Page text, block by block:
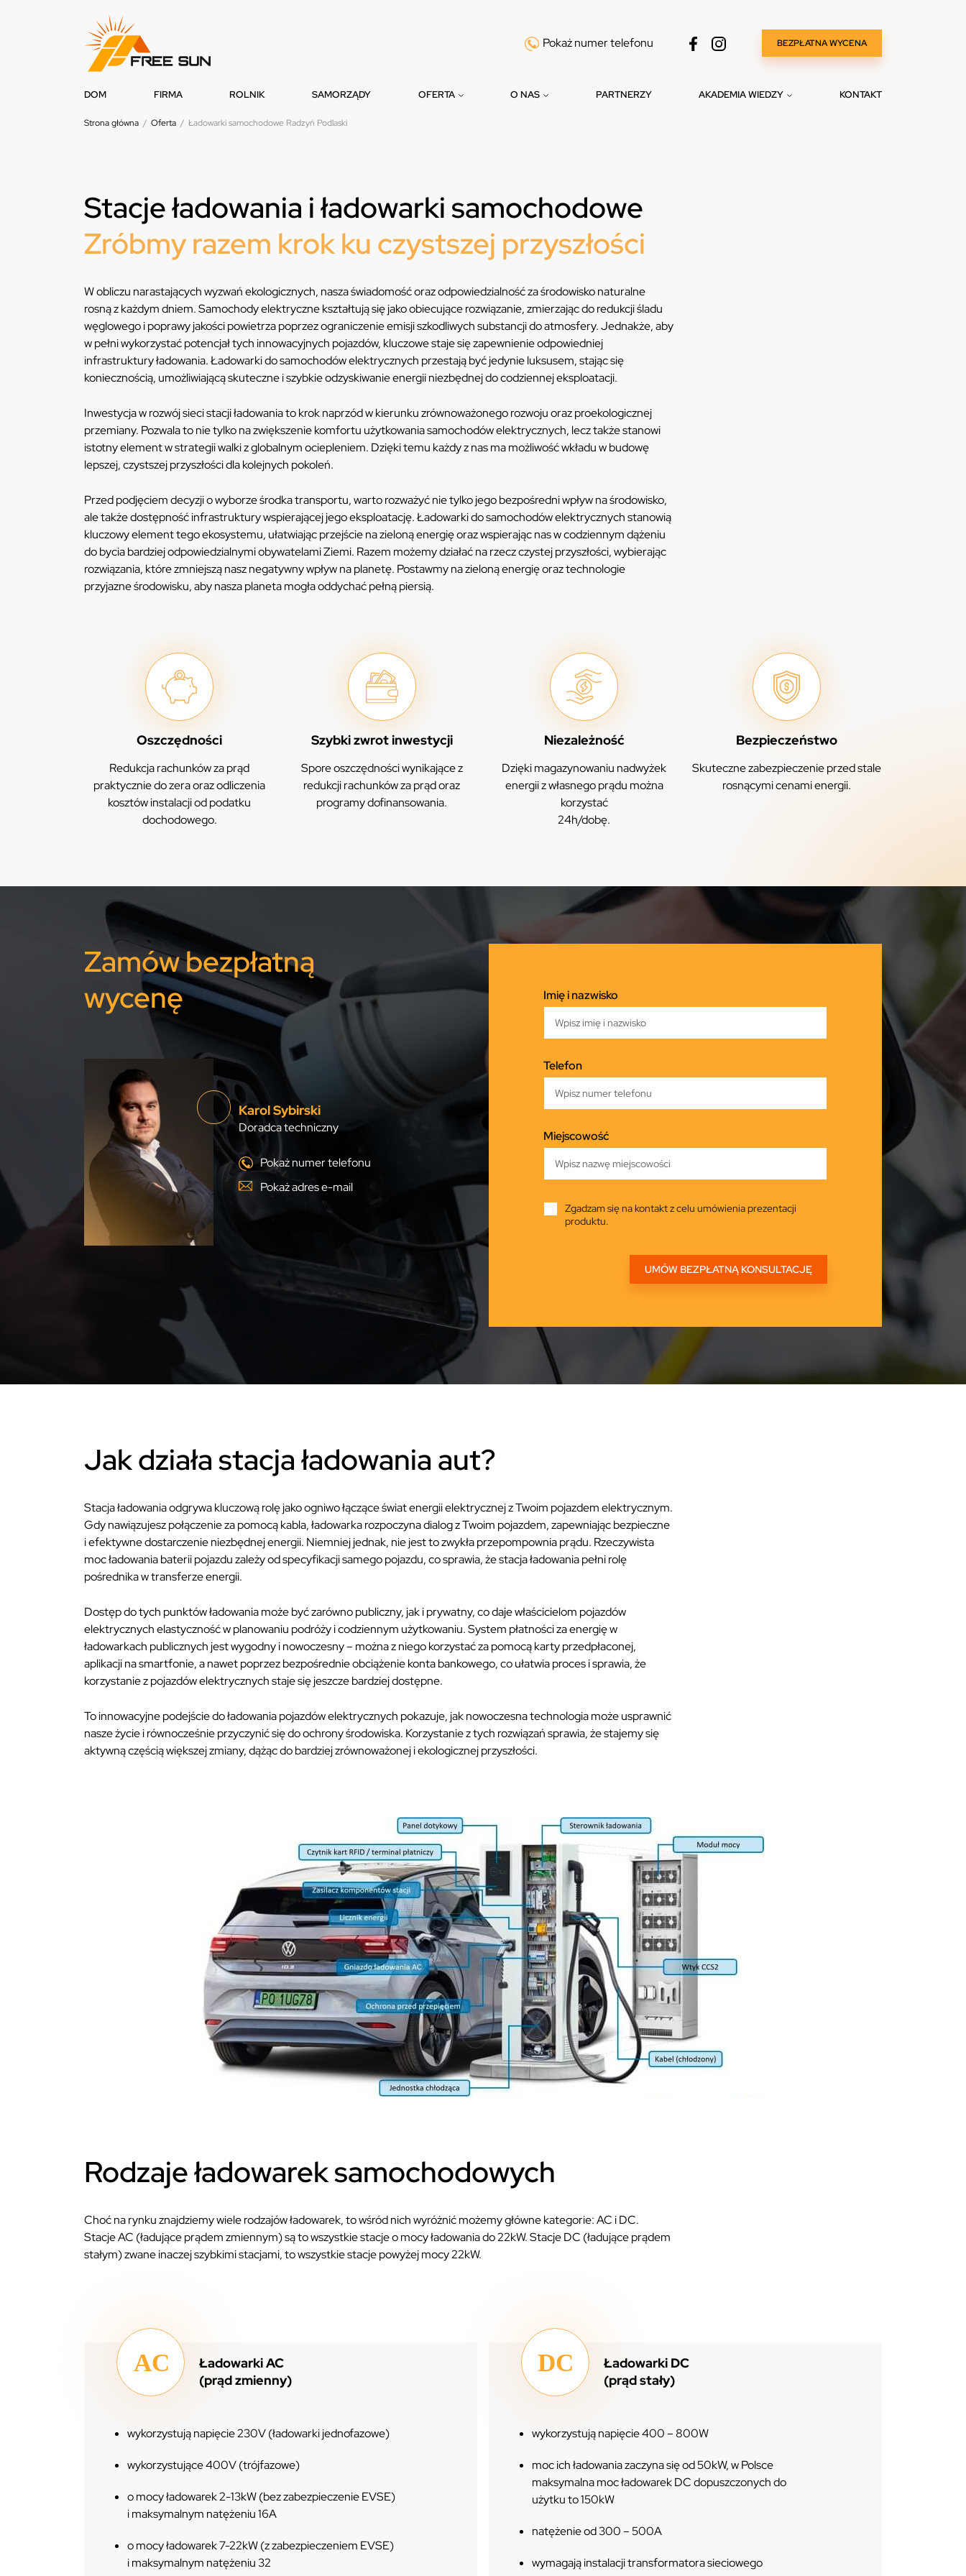
Pokaż numer telefonu BEZPŁATNA WYCENA
DOM FIRMA ROLNIK SAMORZĄDY OFERTA O NAS PARTNERZY AKADEMIA WIEDZY KONTAKT
Strona główna / Oferta / Ładowarki samochodowe Radzyń Podlaski
Stacje ładowania i ładowarki samochodowe
Zróbmy razem krok ku czystszej przyszłości
W obliczu narastających wyzwań ekologicznych, nasza świadomość oraz odpowiedzialność za środowisko naturalne
rosną z każdym dniem. Samochody elektryczne kształtują się jako obiecujące rozwiązanie, zmierzając do redukcji śladu
węglowego i poprawy jakości powietrza poprzez ograniczenie emisji szkodliwych substancji do atmosfery. Jednakże, aby
w pełni wykorzystać potencjał tych innowacyjnych pojazdów, kluczowe staje się zapewnienie odpowiedniej
infrastruktury ładowania. Ładowarki do samochodów elektrycznych przestają być jedynie luksusem, stając się
koniecznością, umożliwiającą skuteczne i szybkie odzyskiwanie energii niezbędnej do codziennej eksploatacji.
Inwestycja w rozwój sieci stacji ładowania to krok naprzód w kierunku zrównoważonego rozwoju oraz proekologicznej
przemiany. Pozwala to nie tylko na zwiększenie komfortu użytkowania samochodów elektrycznych, lecz także stanowi
istotny element w strategii walki z globalnym ociepleniem. Dzięki temu każdy z nas ma możliwość wkładu w budowę
lepszej, czystszej przyszłości dla kolejnych pokoleń.
Przed podjęciem decyzji o wyborze środka transportu, warto rozważyć nie tylko jego bezpośredni wpływ na środowisko,
ale także dostępność infrastruktury wspierającej jego eksploatację. Ładowarki do samochodów elektrycznych stanowią
kluczowy element tego ekosystemu, ułatwiając przejście na zieloną energię oraz wspierając nas w codziennym dążeniu
do bycia bardziej odpowiedzialnymi obywatelami Ziemi. Razem możemy działać na rzecz czystej przyszłości, wybierając
rozwiązania, które zmniejszą nasz negatywny wpływ na planetę. Postawmy na zieloną energię oraz technologie
przyjazne środowisku, aby nasza planeta mogła oddychać pełną piersią.
Oszczędności
Redukcja rachunków za prąd
praktycznie do zera oraz odliczenia
kosztów instalacji od podatku
dochodowego.
Szybki zwrot inwestycji
Spore oszczędności wynikające z
redukcji rachunków za prąd oraz
programy dofinansowania.
Niezależność
Dzięki magazynowaniu nadwyżek
energii z własnego prądu można
korzystać
24h/dobę.
Bezpieczeństwo
Skuteczne zabezpieczenie przed stale
rosnącymi cenami energii.
Zamów bezpłatną
wycenę
Karol Sybirski
Doradca techniczny
Pokaż numer telefonu
Pokaż adres e-mail
Imię i nazwisko
Telefon
Miejscowość
Zgadzam się na kontakt z celu umówienia prezentacji
produktu.
Jak działa stacja ładowania aut?
Stacja ładowania odgrywa kluczową rolę jako ogniwo łączące świat energii elektrycznej z Twoim pojazdem elektrycznym.
Gdy nawiązujesz połączenie za pomocą kabla, ładowarka rozpoczyna dialog z Twoim pojazdem, zapewniając bezpieczne
i efektywne dostarczenie niezbędnej energii. Niemniej jednak, nie jest to zwykła przepompownia prądu. Rzeczywista
moc ładowania baterii pojazdu zależy od specyfikacji samego pojazdu, co sprawia, że stacja ładowania pełni rolę
pośrednika w transferze energii.
Dostęp do tych punktów ładowania może być zarówno publiczny, jak i prywatny, co daje właścicielom pojazdów
elektrycznych elastyczność w planowaniu podróży i codziennym użytkowaniu. System płatności za energię w
ładowarkach publicznych jest wygodny i nowoczesny – można z niego korzystać za pomocą karty przedpłaconej,
aplikacji na smartfonie, a nawet poprzez bezpośrednie obciążenie konta bankowego, co ułatwia proces i sprawia, że
korzystanie z pojazdów elektrycznych staje się jeszcze bardziej dostępne.
To innowacyjne podejście do ładowania pojazdów elektrycznych pokazuje, jak nowoczesna technologia może usprawnić
nasze życie i równocześnie przyczynić się do ochrony środowiska. Korzystanie z tych rozwiązań sprawia, że stajemy się
aktywną częścią większej zmiany, dążąc do bardziej zrównoważonej i ekologicznej przyszłości.
Rodzaje ładowarek samochodowych
Choć na rynku znajdziemy wiele rodzajów ładowarek, to wśród nich wyróżnić możemy główne kategorie: AC i DC.
Stacje AC (ładujące prądem zmiennym) są to wszystkie stacje o mocy ładowania do 22kW. Stacje DC (ładujące prądem
stałym) zwane inaczej szybkimi stacjami, to wszystkie stacje powyżej mocy 22kW.
Ładowarki AC
(prąd zmienny)
wykorzystują napięcie 230V (ładowarki jednofazowe)
wykorzystujące 400V (trójfazowe)
o mocy ładowarek 2-13kW (bez zabezpieczenie EVSE)
i maksymalnym natężeniu 16A
o mocy ładowarek 7-22kW (z zabezpieczeniem EVSE)
i maksymalnym natężeniu 32
Ładowarki DC
(prąd stały)
wykorzystują napięcie 400 – 800W
moc ich ładowania zaczyna się od 50kW, w Polsce
maksymalna moc ładowarek DC dopuszczonych do
użytku to 150kW
natężenie od 300 – 500A
wymagają instalacji transformatora sieciowego